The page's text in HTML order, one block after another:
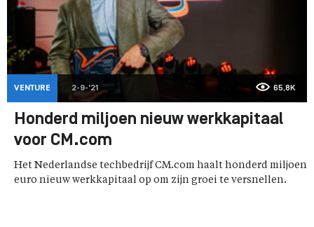
VENTURE 2-9-'21 65,8K
Honderd miljoen nieuw werkkapitaal
voor CM.com
Het Nederlandse techbedrijf CM.com haalt honderd miljoen
euro nieuw werkkapitaal op om zijn groei te versnellen.